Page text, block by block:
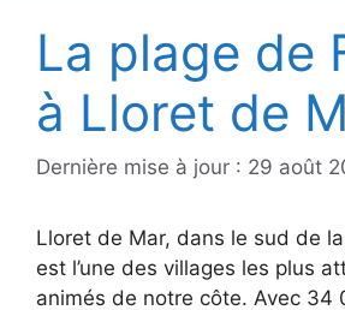
La plage de
à Lloret de
Dernière mise à jour : 29 août
Lloret de Mar, dans le sud de
est l’une des villages les plus
animés de notre côte. Avec 34